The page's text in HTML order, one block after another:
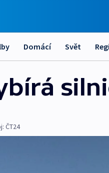
Domácí Svět
ČT24